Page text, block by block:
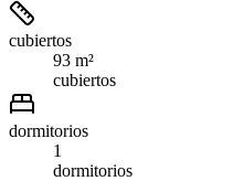
cubiertos
93 m²
cubiertos
dormitorios
1
dormitorios